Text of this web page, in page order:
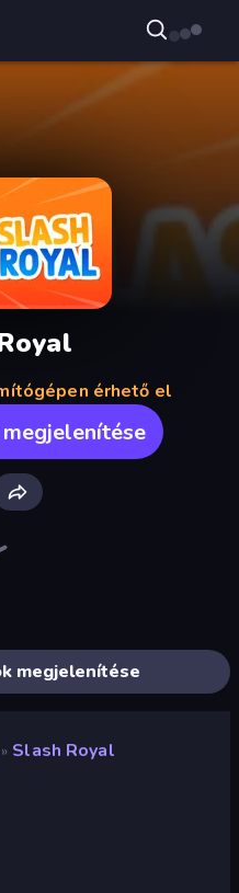
érhető el
megjelenítése
» Slash Royal